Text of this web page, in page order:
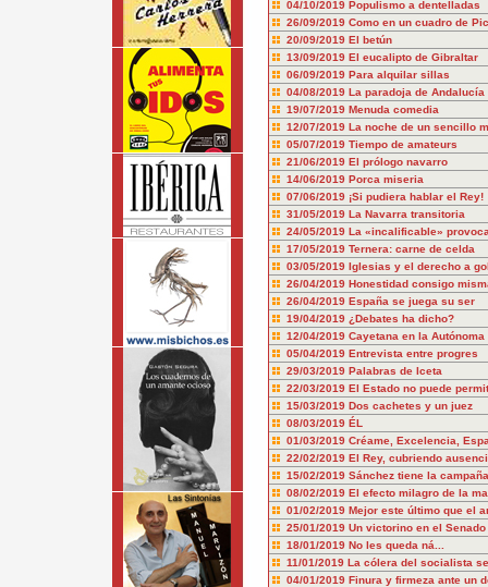
04/10/2019 Populismo a dentelladas
26/09/2019 Como en un cuadro de
20/09/2019 El betún
13/09/2019 El eucalipto de Gibraltar
06/09/2019 Para alquilar sillas
04/08/2019 La paradoja de Andalucía
19/07/2019 Menuda comedia
12/07/2019 La noche de un sencillo
05/07/2019 Tiempo de amateurs
21/06/2019 El prólogo navarro
14/06/2019 Porca miseria
07/06/2019 ¡Si pudiera hablar el Rey!
31/05/2019 La Navarra transitoria
24/05/2019 La «incalificable»
17/05/2019 Ternera: carne de celda
03/05/2019 Iglesias y el derecho a
26/04/2019 Honestidad consigo
26/04/2019 España se juega su ser
19/04/2019 ¿Debates ha dicho?
12/04/2019 Cayetana en la Autónoma
05/04/2019 Entrevista entre progres
29/03/2019 Palabras de Iceta
22/03/2019 El Estado no puede
15/03/2019 Dos cachetes y un juez
08/03/2019 ÉL
01/03/2019 Créame, Excelencia,
22/02/2019 El Rey, cubriendo
15/02/2019 Sánchez tiene la
08/02/2019 El efecto milagro de la
01/02/2019 Mejor este último que el
25/01/2019 Un victorino en el Senado
18/01/2019 No les queda ná...
11/01/2019 La cólera del socialista
04/01/2019 Finura y firmeza ante un